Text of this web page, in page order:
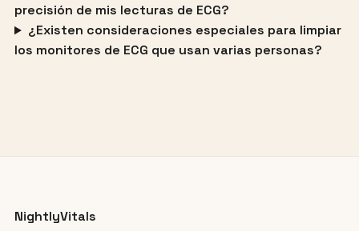
precisión de mis lecturas de ECG?
¿Existen consideraciones especiales para limpiar
los monitores de ECG que usan varias personas?
NightlyVitals